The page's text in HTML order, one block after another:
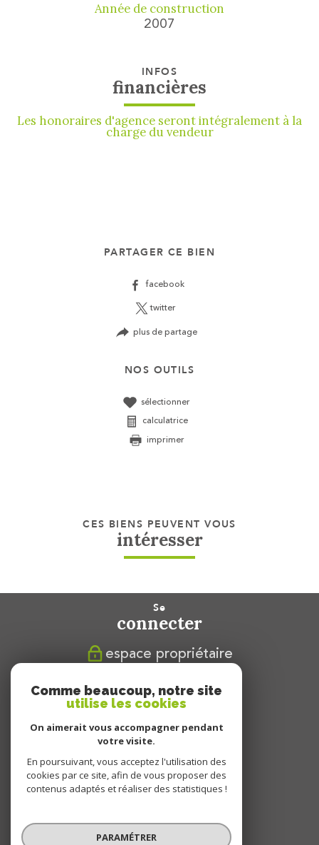
Année de construction
2007
INFOS
financières
Les honoraires d'agence seront intégralement à la
charge du vendeur
PARTAGER CE BIEN
facebook
twitter
plus de partage
NOS OUTILS
sélectionner
calculatrice
imprimer
CES BIENS PEUVENT VOUS
intéresser
se
connecter
espace propriétaire
nous
suivre
nous
adhérons
Comme beaucoup, notre site
utilise les cookies
On aimerait vous accompagner pendant
votre visite.
En poursuivant, vous acceptez l'utilisation des
cookies par ce site, afin de vous proposer des
contenus adaptés et réaliser des statistiques !
PARAMÉTRER